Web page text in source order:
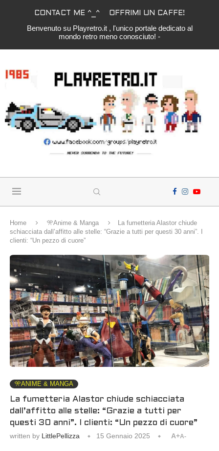
CONTACT ME ^_^ OFFRIMI UN CAFFE!
Benvenuto su Playretro.it , l'unico portale dedicato al
mondo retro meno conosciuto! -
Home 🎌Anime & Manga
La fumetteria Alastor chiude
schiacciata dall’affitto alle stelle: “Grazie a tutti per questi 30 anni”. I
clienti: “Un pezzo di cuore”
🎌ANIME & MANGA
La fumetteria Alastor chiude schiacciata
dall’affitto alle stelle: “Grazie a tutti per
questi 30 anni”. I clienti: “Un pezzo di cuore”
written by LittlePellizza 15 Gennaio 2025 A+A-